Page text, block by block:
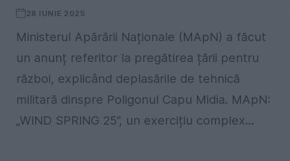
28 IUNIE 2025
Ministerul Apărării Naționale (MApN) a făcut
un anunț referitor la pregătirea țării pentru
război, explicând deplasările de tehnică
militară dinspre Poligonul Capu Midia. MApN:
„WIND SPRING 25”, un exercițiu complex...